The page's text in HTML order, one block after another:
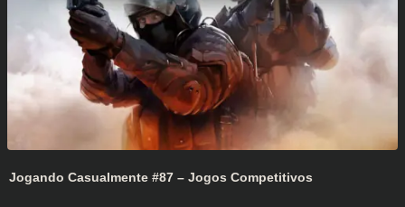
Jogando Casualmente #87 – Jogos Competitivos